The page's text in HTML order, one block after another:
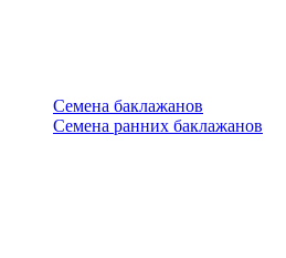
Семена баклажанов
Семена ранних баклажанов